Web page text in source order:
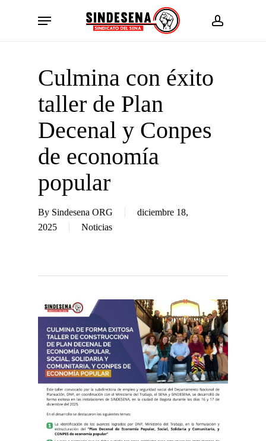
account
Menu
Culmina con éxito
taller de Plan
Decenal y Conpes
de economía
popular
By Sindesena ORG
diciembre 18,
2025
Noticias